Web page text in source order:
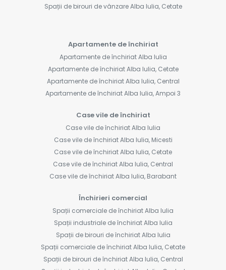
Spații de birouri de vânzare Alba Iulia, Cetate
Apartamente de închiriat
Apartamente de închiriat Alba Iulia
Apartamente de închiriat Alba Iulia, Cetate
Apartamente de închiriat Alba Iulia, Central
Apartamente de închiriat Alba Iulia, Ampoi 3
Case vile de închiriat
Case vile de închiriat Alba Iulia
Case vile de închiriat Alba Iulia, Micesti
Case vile de închiriat Alba Iulia, Cetate
Case vile de închiriat Alba Iulia, Central
Case vile de închiriat Alba Iulia, Barabant
Închirieri comercial
Spații comerciale de închiriat Alba Iulia
Spații industriale de închiriat Alba Iulia
Spații de birouri de închiriat Alba Iulia
Spații comerciale de închiriat Alba Iulia, Cetate
Spații de birouri de închiriat Alba Iulia, Central